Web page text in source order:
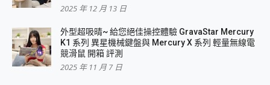
2025 年 12 月 13 日
外型超吸晴~ 給您絕佳操控體驗 GravaStar Mercury
K1 系列 異星機械鍵盤與 Mercury X 系列 輕量無線電
競滑鼠 開箱 評測
2025 年 11 月 7 日